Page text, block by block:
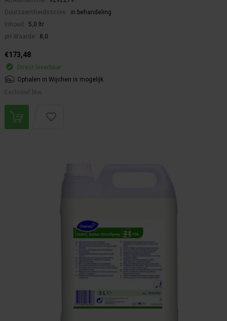
Duurzaamheidsscore:
in behandeling
Inhoud:
5,0 ltr
pH Waarde:
8,0
€173,48
Direct leverbaar
Ophalen in Wijchen is mogelijk.
Exclusief btw.